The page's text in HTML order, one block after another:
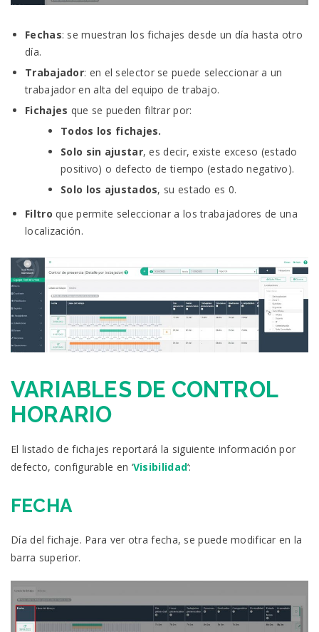
Fechas: se muestran los fichajes desde un día hasta otro
día.
Trabajador: en el selector se puede seleccionar a un
trabajador en alta del equipo de trabajo.
Fichajes que se pueden filtrar por:
Todos los fichajes.
Solo sin ajustar, es decir, existe exceso (estado
positivo) o defecto de tiempo (estado negativo).
Solo los ajustados, su estado es 0.
Filtroque permite seleccionar a los trabajadores de una
localización.
VARIABLES DE CONTROL
HORARIO
El listado de fichajes reportará la siguiente información por
defecto, configurable en ‘Visibilidad‘:
FECHA
Día del fichaje. Para ver otra fecha, se puede modificar en la
barra superior.